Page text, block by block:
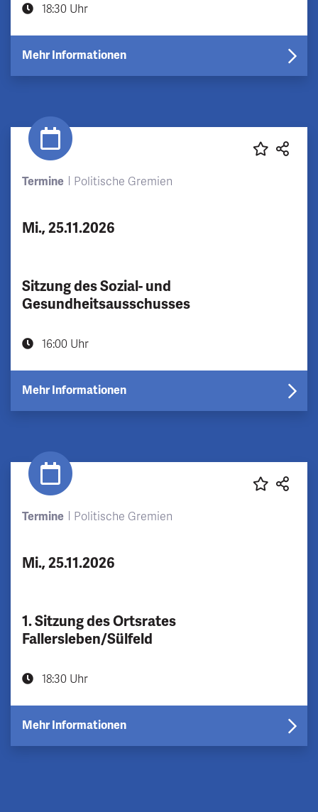
18:30 Uhr
Mehr Informationen
Termine Politische Gremien
Mi., 25.11.2026
Sitzung des Sozial- und
Gesundheitsausschusses
16:00 Uhr
Mehr Informationen
Termine Politische Gremien
Mi., 25.11.2026
1. Sitzung des Ortsrates
Fallersleben/Sülfeld
18:30 Uhr
Mehr Informationen